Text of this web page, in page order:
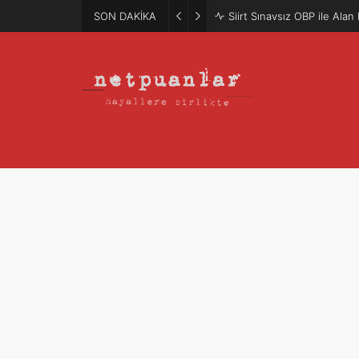
SON DAKİKA Siirt Sınavsız OBP ile